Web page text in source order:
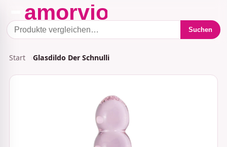
Suchen
Start Glasdildo Der Schnulli